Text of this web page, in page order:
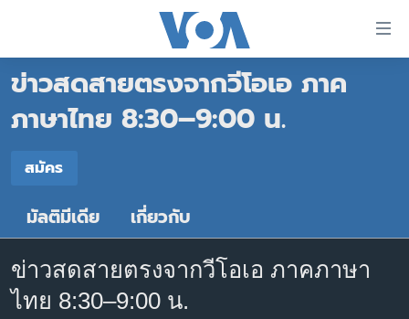
ต่อ
ไป
หลัก
หน้า
หลัก
ข้าม
ไป
หน้าหลัก
โลก
เอเชีย
ไทย
ธุรกิจ
วิทยาศาสตร์
ข่าวสดสายตรงจากวีโอเอ ภาค
ภาษาไทย 8:30–9:00 น.
สมัคร
สมัคร
มัลติมีเดีย เกี่ยวกับ
ข่าวสดสายตรงจากวีโอเอ ภาคภาษา
ไทย 8:30–9:00 น.